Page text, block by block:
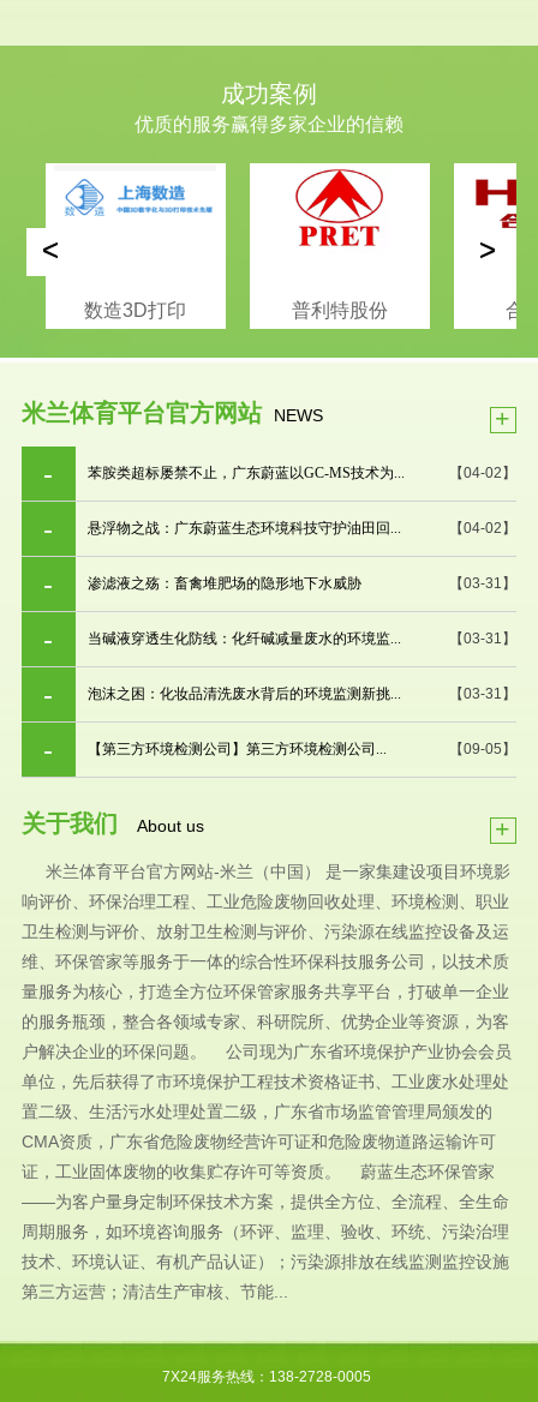
成功案例
优质的服务赢得多家企业的信赖
数造3D打印 普利特股份 合
< >
米兰体育平台官方网站 NEWS +
【04-02】
苯胺类超标屡禁不止，广东蔚蓝以GC-MS技术为...
【04-02】
悬浮物之战：广东蔚蓝生态环境科技守护油田回...
【03-31】
渗滤液之殇：畜禽堆肥场的隐形地下水威胁
【03-31】
当碱液穿透生化防线：化纤碱减量废水的环境监...
【03-31】
泡沫之困：化妆品清洗废水背后的环境监测新挑...
【09-05】
【第三方环境检测公司】第三方环境检测公司...
关于我们 About us +
米兰体育平台官方网站-米兰（中国） 是一家集建设项目环境影
响评价、环保治理工程、工业危险废物回收处理、环境检测、职业
卫生检测与评价、放射卫生检测与评价、污染源在线监控设备及运
维、环保管家等服务于一体的综合性环保科技服务公司，以技术质
量服务为核心，打造全方位环保管家服务共享平台，打破单一企业
的服务瓶颈，整合各领域专家、科研院所、优势企业等资源，为客
户解决企业的环保问题。 公司现为广东省环境保护产业协会会员
单位，先后获得了市环境保护工程技术资格证书、工业废水处理处
置二级、生活污水处理处置二级，广东省市场监管管理局颁发的
CMA资质，广东省危险废物经营许可证和危险废物道路运输许可
证，工业固体废物的收集贮存许可等资质。 蔚蓝生态环保管家
——为客户量身定制环保技术方案，提供全方位、全流程、全生命
周期服务，如环境咨询服务（环评、监理、验收、环统、污染治理
技术、环境认证、有机产品认证）；污染源排放在线监测监控设施
第三方运营；清洁生产审核、节能...
7X24服务热线：138-2728-0005